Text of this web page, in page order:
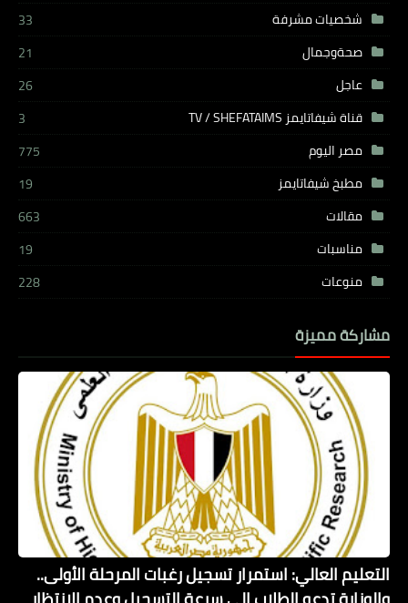
شخصيات مشرفة
33
صحةوجمال
21
عاجل
26
قناة شيفاتايمز TV / SHEFATAIMS
3
مصر اليوم
775
مطبخ شيفاتايمز
19
مقالات
663
مناسبات
19
منوعات
228
مشاركة مميزة
التعليم العالي: استمرار تسجيل رغبات المرحلة الأولى..